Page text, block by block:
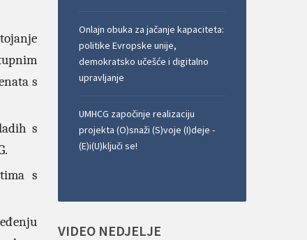
s
s
s
Onlajn obuka za jačanje kapaciteta:
politike Evropske unije,
demokratsko učešće i digitalno
upravljanje
UMHCG započinje realizaciju
projekta (O)snaži (S)voje (I)deje -
(E)i(U)ključi se!
VIDEO NEDJELJE